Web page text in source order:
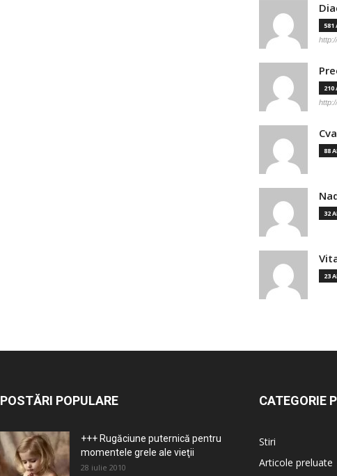
581
210
88
32
23
POSTĂRI POPULARE
+++ Rugăciune puternică pentru
momentele grele ale vieţii
28 iulie 2010
CATEGORIE
Stiri
Articole preluate